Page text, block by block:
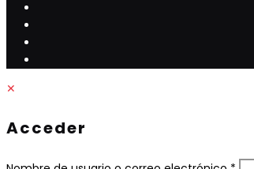
✕
Acceder